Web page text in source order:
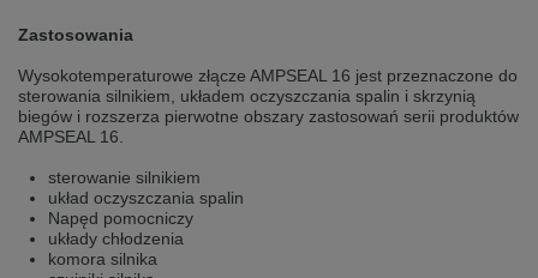
stránka je k dispozici také v angličtině. Přejete si přepnout na anglickou
Přepněte na anglickou verzi Zůstaňte v této verzi
selected one. This website is also available in English. Would you like to
switch to the English version?
Switch to English version
Zastosowania
Wysokotemperaturowe złącze AMPSEAL 16 jest przeznaczone do
sterowania silnikiem, układem oczyszczania spalin i skrzynią
biegów i rozszerza pierwotne obszary zastosowań serii produktów
AMPSEAL 16.
sterowanie silnikiem
układ oczyszczania spalin
Napęd pomocniczy
układy chłodzenia
komora silnika